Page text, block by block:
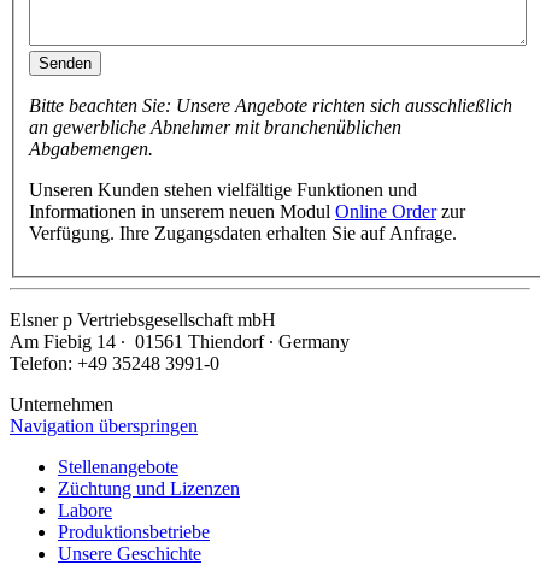
Senden
Bitte beachten Sie: Unsere Angebote richten sich ausschließlich
an gewerbliche Abnehmer mit branchenüblichen
Abgabemengen.
Unseren Kunden stehen vielfältige Funktionen und
Informationen in unserem neuen Modul Online Orderzur
Verfügung. Ihre Zugangsdaten erhalten Sie auf Anfrage.
Elsnerp Vertriebsgesellschaft mbH
Am Fiebig 14 ∙ 01561 Thiendorf ∙ Germany
Telefon: +49 35248 3991-0
Unternehmen
Navigation überspringen
Stellenangebote
Züchtung und Lizenzen
Labore
Produktionsbetriebe
Unsere Geschichte